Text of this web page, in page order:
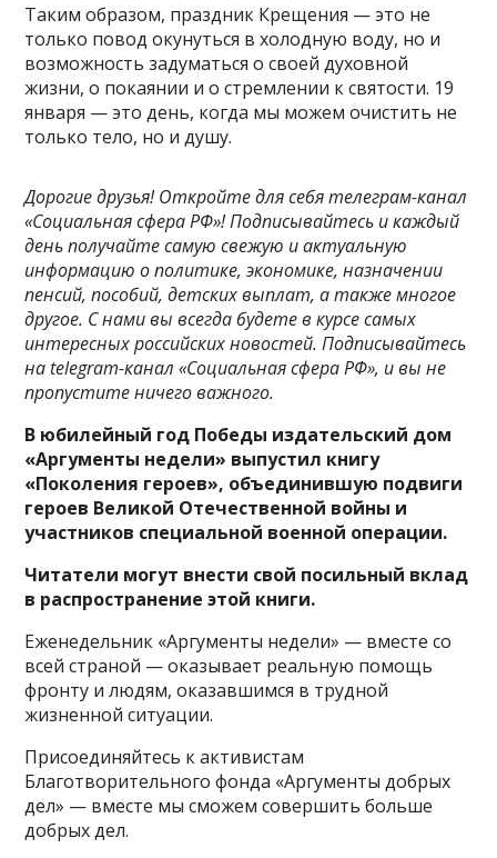
Таким образом, праздник Крещения — это не
только повод окунуться в холодную воду, но и
возможность задуматься о своей духовной
жизни, о покаянии и о стремлении к святости. 19
января — это день, когда мы можем очистить не
только тело, но и душу.
Дорогие друзья! Откройте для себя телеграм-канал
«Социальная сфера РФ»! Подписывайтесь и каждый
день получайте самую свежую и актуальную
информацию о политике, экономике, назначении
пенсий, пособий, детских выплат, а также многое
другое. С нами вы всегда будете в курсе самых
интересных российских новостей. Подписывайтесь
на telegram-канал «Социальная сфера РФ», и вы не
пропустите ничего важного.
В юбилейный год Победы издательский дом
«Аргументы недели» выпустил книгу
«Поколения героев», объединившую подвиги
героев Великой Отечественной войны и
участников специальной военной операции.
Читатели могут внести свой посильный вклад
в распространение этой книги.
Еженедельник «Аргументы недели» — вместе со
всей страной — оказывает реальную помощь
фронту и людям, оказавшимся в трудной
жизненной ситуации.
Присоединяйтесь к активистам
Благотворительного фонда «Аргументы добрых
дел» — вместе мы сможем совершить больше
добрых дел.